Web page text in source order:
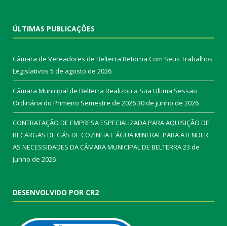
ÚLTIMAS PUBLICAÇÕES
Câmara de Vereadores de Belterra Retorna Com Seus Trabalhos
Legislativos 5 de agosto de 2026
Câmara Municipal de Belterra Realizou a Sua Ultima Sessão
Ordinária do Primeiro Semestre de 202630 de junho de 2026
CONTRATAÇÃO DE EMPRESA ESPECIALIZADA PARA AQUISIÇÃO DE
RECARGAS DE GÁS DE COZINHA E ÁGUA MINERAL PARA ATENDER
AS NECESSIDADES DA CÂMARA MUNICIPAL DE BELTERRA23 de
junho de 2026
DESENVOLVIDO POR CR2